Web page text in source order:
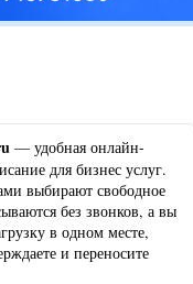
— удобная онлайн-
для бизнес услуг.
выбирают свободное
без звонков, а вы
в одном месте,
и переносите